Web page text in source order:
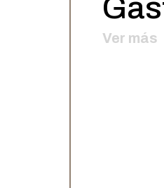
Ver más